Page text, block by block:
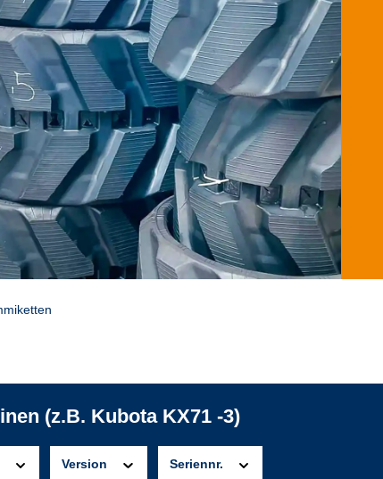
(z.B. Kubota KX71 -3)
Version Seriennr.